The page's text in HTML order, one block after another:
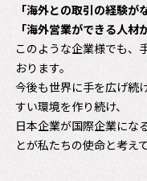
「海外との取引の経験が
「海外営業ができる人材
このような企業様でも、
おります。
今後も世界に手を広げ続
すい環境を作り続け、
日本企業が国際企業にな
とが私たちの使命と考え